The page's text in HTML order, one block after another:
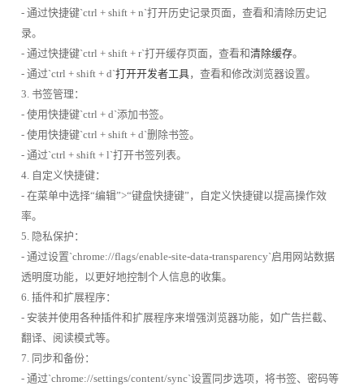
- 通过快捷键`ctrl + shift + n`打开历史记录页面，查看和清除历史记
录。
- 通过快捷键`ctrl + shift + r`打开缓存页面，查看和清除缓存。
- 通过`ctrl + shift + d`打开开发者工具，查看和修改浏览器设置。
3. 书签管理：
- 使用快捷键`ctrl + d`添加书签。
- 使用快捷键`ctrl + shift + d`删除书签。
- 通过`ctrl + shift + l`打开书签列表。
4. 自定义快捷键：
- 在菜单中选择“编辑”>“键盘快捷键”，自定义快捷键以提高操作效
率。
5. 隐私保护：
- 通过设置`chrome://flags/enable-site-data-transparency`启用网站数据
透明度功能，以更好地控制个人信息的收集。
6. 插件和扩展程序：
- 安装并使用各种插件和扩展程序来增强浏览器功能，如广告拦截、
翻译、阅读模式等。
7. 同步和备份：
- 通过`chrome://settings/content/sync`设置同步选项，将书签、密码等